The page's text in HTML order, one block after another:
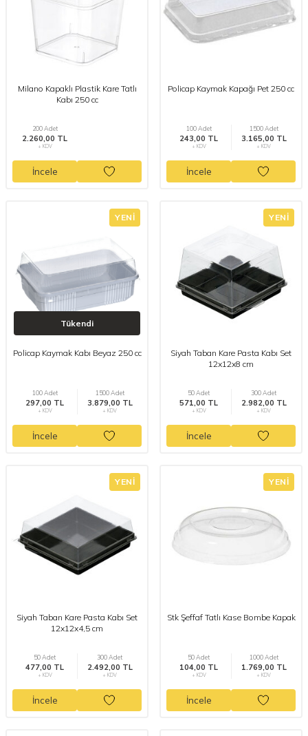
Milano Kapaklı Plastik Kare Tatlı
Kabı 250 cc
200 Adet
2.260,00 TL
+ KDV
İncele
Policap Kaymak Kapağı Pet 250 cc
100 Adet
243,00 TL
+ KDV
1500 Adet
3.165,00 TL
+ KDV
İncele
YENI
Tükendi
Policap Kaymak Kabı Beyaz 250 cc
100 Adet
297,00 TL
+ KDV
1500 Adet
3.879,00 TL
+ KDV
İncele
YENI
Siyah Taban Kare Pasta Kabı Set
12x12x8 cm
50 Adet
571,00 TL
+ KDV
300 Adet
2.982,00 TL
+ KDV
İncele
YENI
Siyah Taban Kare Pasta Kabı Set
12x12x4,5 cm
50 Adet
477,00 TL
+ KDV
300 Adet
2.492,00 TL
+ KDV
İncele
YENI
Stk Şeffaf Tatlı Kase Bombe Kapak
50 Adet
104,00 TL
+ KDV
1000 Adet
1.769,00 TL
+ KDV
İncele